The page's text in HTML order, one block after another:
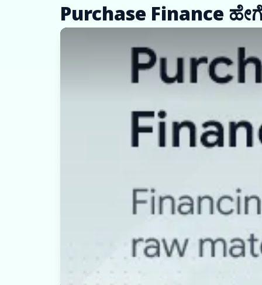
Purchase Finance